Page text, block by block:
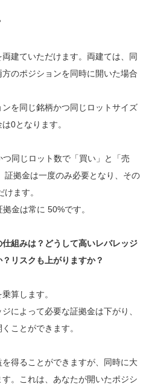
建ていただけます。両建ては、同
のポジションを同時に開いた場合
ンを同じ銘柄かつ同じロットサイズ
0となります。
同じロット数で「買い」と「売
証拠金は一度のみ必要となり、その
ます。
金は常に 50%です。
組みは？どうして高いレバレッジ
リスクも上がりますか？
算します。
によって必要な証拠金は下がり、
ことができます。
得ることができますが、同時に大
。これは、あなたが開いたポジシ